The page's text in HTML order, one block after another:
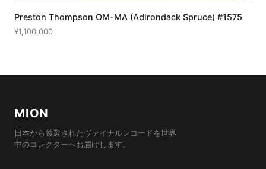
Preston Thompson OM-MA (Adirondack Spruce) #1575
¥1,100,000
MION
日本から厳選されたヴァイナルレコードを世界
中のコレクターへお届けします。